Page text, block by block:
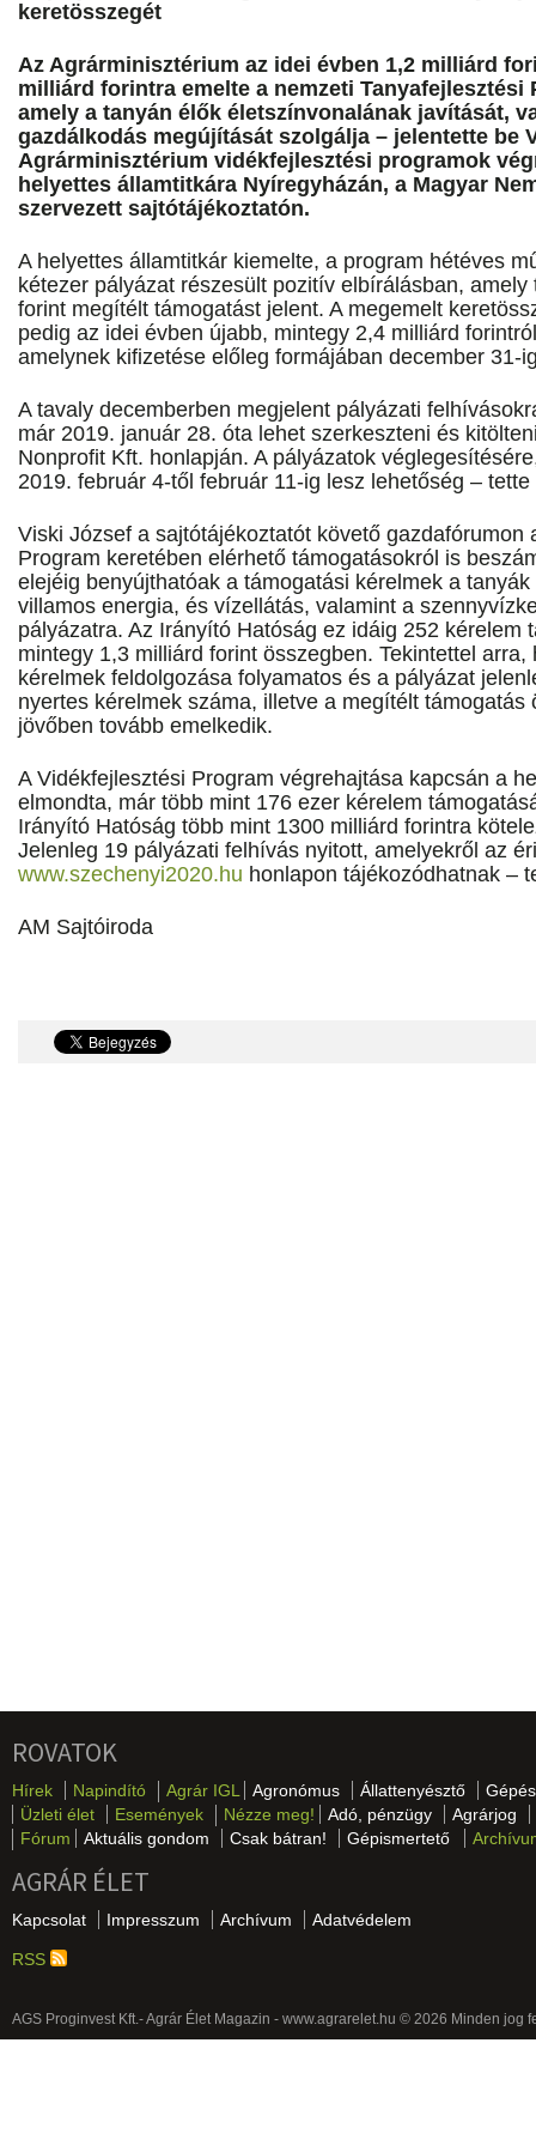
keretösszegét
Az Agrárminisztérium az idei évben 1,2 milliárd
milliárd forintra emelte a nemzeti Tanyafejlesztési
amely a tanyán élők életszínvonalának javítását,
gazdálkodás megújítását szolgálja – jelentette be
Agrárminisztérium vidékfejlesztési programok
helyettes államtitkára Nyíregyházán, a Magyar
szervezett sajtótájékoztatón.
A helyettes államtitkár kiemelte, a program hétéves
kétezer pályázat részesült pozitív elbírálásban,
forint megítélt támogatást jelent. A megemelt
pedig az idei évben újabb, mintegy 2,4 milliárd
amelynek kifizetése előleg formájában december 31-
A tavaly decemberben megjelent pályázati
már 2019. január 28. óta lehet szerkeszteni és
Nonprofit Kft. honlapján. A pályázatok
2019. február 4-től február 11-ig lesz lehetőség – tette
Viski József a sajtótájékoztatót követő gazdafórumon
Program keretében elérhető támogatásokról is
elejéig benyújthatóak a támogatási kérelmek a
villamos energia, és vízellátás, valamint a
pályázatra. Az Irányító Hatóság ez idáig 252 kérelem
mintegy 1,3 milliárd forint összegben. Tekintettel arra,
kérelmek feldolgozása folyamatos és a pályázat
nyertes kérelmek száma, illetve a megítélt támogatás
jövőben tovább emelkedik.
A Vidékfejlesztési Program végrehajtása kapcsán a
elmondta, már több mint 176 ezer kérelem
Irányító Hatóság több mint 1300 milliárd forintra
Jelenleg 19 pályázati felhívás nyitott, amelyekről az
www.szechenyi2020.hu honlapon tájékozódhatnak –
AM Sajtóiroda
ROVATOK
Hírek Napindító Agrár IGL Agronómus Állattenyésztő
Üzleti élet
Események Nézze meg! Adó, pénzügy
Agrárjog
Fórum
Aktuális gondom Csak bátran! Gépismertető
AGRÁR ÉLET
Kapcsolat Impresszum Archívum Adatvédelem
RSS
AGS Proginvest Kft.- Agrár Élet Magazin - www.agrarelet.hu © 2026 Minden jog